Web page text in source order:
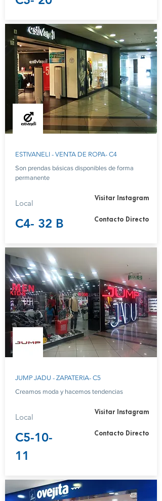
ESTIVANELI - VENTA DE ROPA- C4
Son prendas básicas disponibles de forma
permanente
Local
C4- 32 B
Visitar Instagram
Contacto Directo
JUMP JADU - ZAPATERIA- C5
Creamos moda y hacemos tendencias
Local
C5-10-
11
Visitar Instagram
Contacto Directo